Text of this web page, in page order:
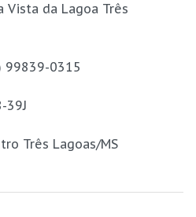
Vista da Lagoa Três
99839-0315
39J
Três Lagoas/MS